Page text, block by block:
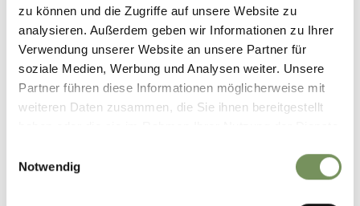
zu können und die Zugriffe auf unsere Website zu
analysieren. Außerdem geben wir Informationen zu Ihrer
Verwendung unserer Website an unsere Partner für
soziale Medien, Werbung und Analysen weiter. Unsere
Partner führen diese Informationen möglicherweise mit
weiteren Daten zusammen, die Sie ihnen bereitgestellt
Notwendig
#stubai #kalkkögeltrail #trailrun #visitstubai #run